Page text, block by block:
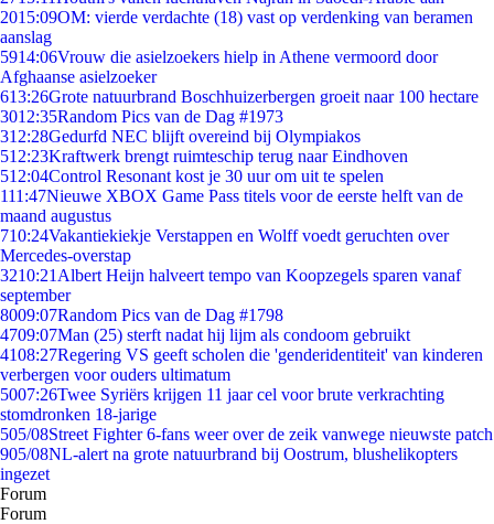
2015:09OM: vierde verdachte (18) vast op verdenking van beramen
aanslag
5914:06Vrouw die asielzoekers hielp in Athene vermoord door
Afghaanse asielzoeker
613:26Grote natuurbrand Boschhuizerbergen groeit naar 100 hectare
3012:35Random Pics van de Dag #1973
312:28Gedurfd NEC blijft overeind bij Olympiakos
512:23Kraftwerk brengt ruimteschip terug naar Eindhoven
512:04Control Resonant kost je 30 uur om uit te spelen
111:47Nieuwe XBOX Game Pass titels voor de eerste helft van de
maand augustus
710:24Vakantiekiekje Verstappen en Wolff voedt geruchten over
Mercedes-overstap
3210:21 Albert Heijn halveert tempo van Koopzegels sparen vanaf
september
8009:07Random Pics van de Dag #1798
4709:07Man (25) sterft nadat hij lijm als condoom gebruikt
4108:27Regering VS geeft scholen die 'genderidentiteit' van kinderen
verbergen voor ouders ultimatum
5007:26Twee Syriërs krijgen 11 jaar cel voor brute verkrachting
stomdronken 18-jarige
505/08Street Fighter 6-fans weer over de zeik vanwege nieuwste patch
905/08NL-alert na grote natuurbrand bij Oostrum, blushelikopters
ingezet
Forum
Forum